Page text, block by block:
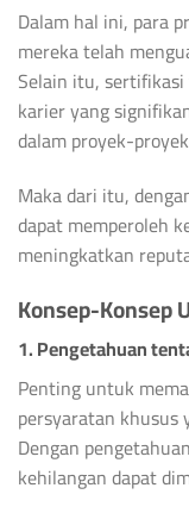
Dalam hal ini, para
mereka telah
Selain itu,
karier yang
dalam proyek-
Maka dari itu,
dapat memperoleh
meningkatkan
Konsep-Konsep
1. Pengetahuan
Penting untuk
persyaratan
Dengan
kehilangan dapat